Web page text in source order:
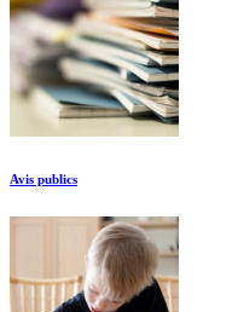
Avis publics